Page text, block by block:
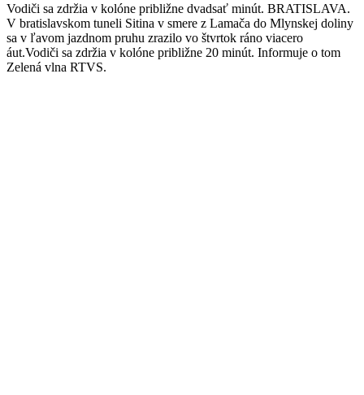
Vodiči sa zdržia v kolóne približne dvadsať minút. BRATISLAVA.
V bratislavskom tuneli Sitina v smere z Lamača do Mlynskej doliny
sa v ľavom jazdnom pruhu zrazilo vo štvrtok ráno viacero
áut.Vodiči sa zdržia v kolóne približne 20 minút. Informuje o tom
Zelená vlna RTVS.